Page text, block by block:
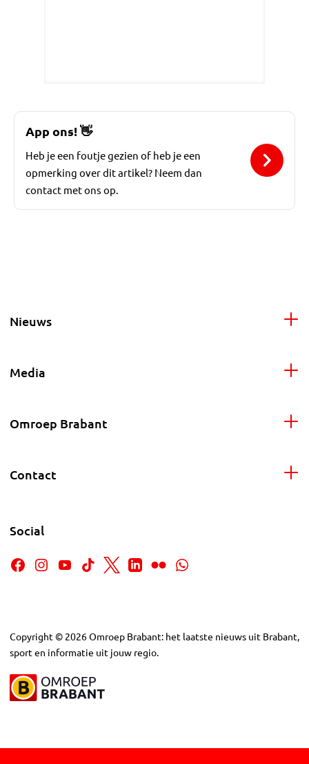
App ons! 👋
Heb je een foutje gezien of heb je een
opmerking over dit artikel? Neem dan
contact met ons op.
Nieuws
Media
Omroep Brabant
Contact
Social
Copyright © 2026Omroep Brabant: het laatste nieuws uit Brabant,
sport en informatie uit jouw regio.